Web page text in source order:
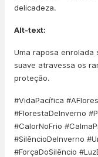
delicadeza.
Alt-text:
Uma raposa enrolada
suave atravessa os
proteção.
#VidaPacífica
#FlorestaDeInverno
#CalorNoFrio
#SilêncioDeInverno
#ForçaDoSilêncio